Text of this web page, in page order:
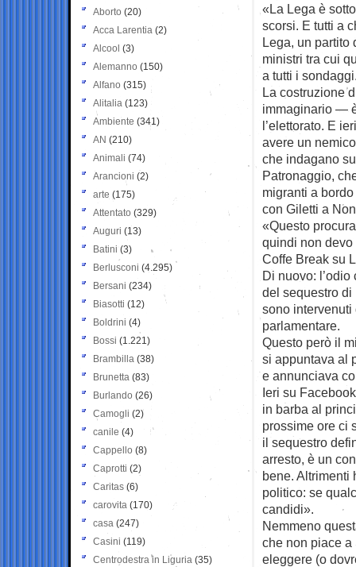
«La Lega è
scorsi. E tutti a
Lega, un partito
ministri tra cui
a tutti i
La costruzione
immaginario —
l’elettorato. E
avere un
che indagano
Patronaggio,
migranti a
con Giletti a
«Questo
quindi non
Coffe Break su
Di nuovo:
del sequestro
sono
parlamentare.
Questo però il
si appuntava al
e annunciava
Ieri su
in barba al
prossime ore ci
il sequestro
arresto, è un
bene. Altrimenti
politico: se
candidi».
Nemmeno
che non piace
eleggere (o
Aborto (20)
Acca Larentia (2)
Alcool (3)
Alemanno (150)
Alfano (315)
Alitalia (123)
Ambiente (341)
AN (210)
Animali (74)
Arancioni (2)
arte (175)
Attentato (329)
Auguri (13)
Batini (3)
Berlusconi (4.295)
Bersani (234)
Biasotti (12)
Boldrini (4)
Bossi (1.221)
Brambilla (38)
Brunetta (83)
Burlando (26)
Camogli (2)
canile (4)
Cappello (8)
Caprotti (2)
Caritas (6)
carovita (170)
casa (247)
Casini (119)
Centrodestra in Liguria (35)